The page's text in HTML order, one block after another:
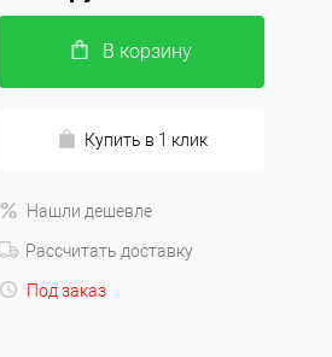
В корзину
Купить в 1 клик
Нашли дешевле
Рассчитать доставку
Под заказ